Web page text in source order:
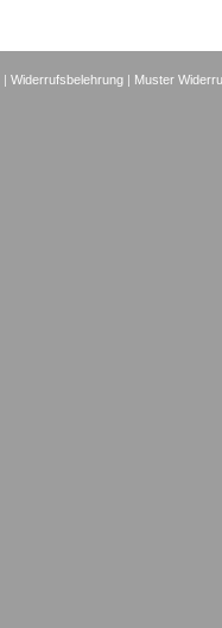
|Widerrufsbelehrung | Muster